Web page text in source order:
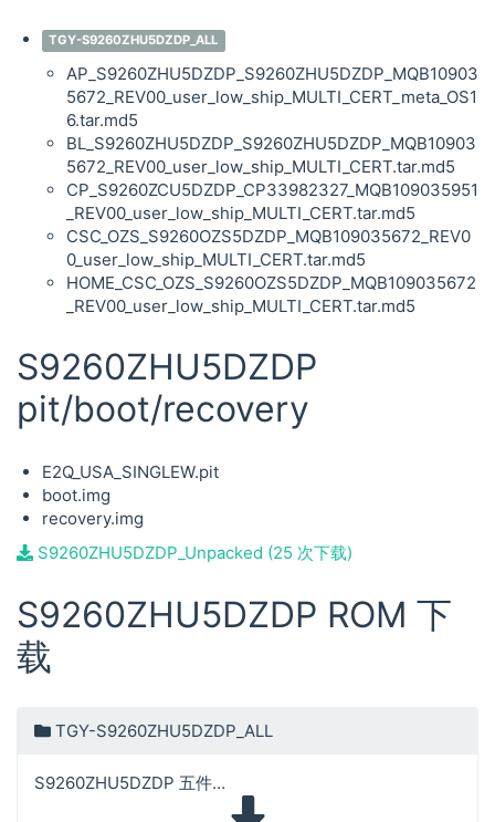
TGY-S9260ZHU5DZDP_ALL
AP_S9260ZHU5DZDP_S9260ZHU5DZDP_MQB10903
5672_REV00_user_low_ship_MULTI_CERT_meta_OS1
6.tar.md5
BL_S9260ZHU5DZDP_S9260ZHU5DZDP_MQB10903
5672_REV00_user_low_ship_MULTI_CERT.tar.md5
CP_S9260ZCU5DZDP_CP33982327_MQB109035951
_REV00_user_low_ship_MULTI_CERT.tar.md5
CSC_OZS_S9260OZS5DZDP_MQB109035672_REV0
0_user_low_ship_MULTI_CERT.tar.md5
HOME_CSC_OZS_S9260OZS5DZDP_MQB109035672
_REV00_user_low_ship_MULTI_CERT.tar.md5
S9260ZHU5DZDP
pit/boot/recovery
E2Q_USA_SINGLEW.pit
boot.img
recovery.img
S9260ZHU5DZDP_Unpacked (25 次下载)
S9260ZHU5DZDP ROM 下
载
TGY-S9260ZHU5DZDP_ALL
S9260ZHU5DZDP 五件套